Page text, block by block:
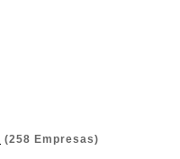
(258 Empresas)